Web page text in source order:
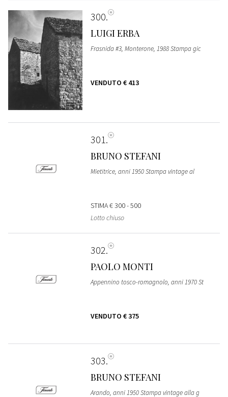
300
LUIGI ERBA
Frasnida #3, Monterone, 1988 Stampa gic
VENDUTO € 413
301
BRUNO STEFANI
Mietitrice, anni 1950 Stampa vintage al
STIMA€ 300 - 500
Lotto chiuso
302
PAOLO MONTI
Appennino tosco-romagnolo, anni 1970 St
VENDUTO € 375
303
BRUNO STEFANI
Arando, anni 1950 Stampa vintage alla g